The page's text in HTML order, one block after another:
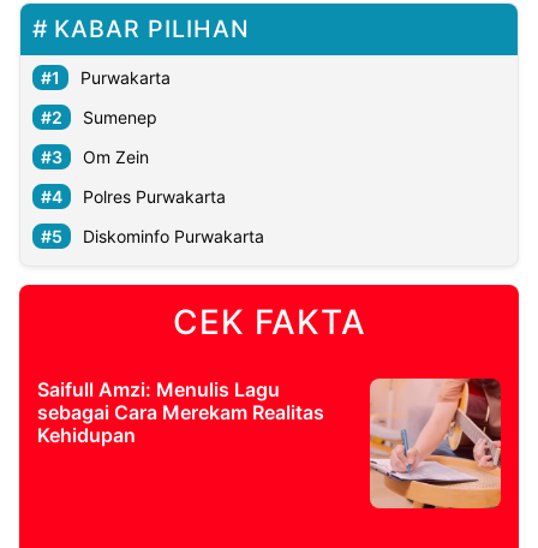
KABAR PILIHAN
Purwakarta
Sumenep
Om Zein
Polres Purwakarta
Diskominfo Purwakarta
CEK FAKTA
Saifull Amzi: Menulis Lagu
sebagai Cara Merekam Realitas
Kehidupan